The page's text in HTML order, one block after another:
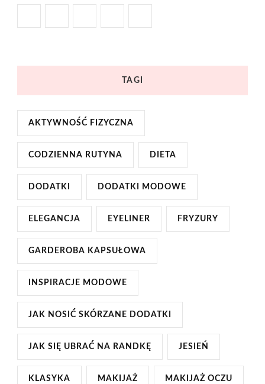
TAGI
AKTYWNOŚĆ FIZYCZNA
CODZIENNA RUTYNA DIETA
DODATKI DODATKI MODOWE
ELEGANCJA EYELINER FRYZURY
GARDEROBA KAPSUŁOWA
INSPIRACJE MODOWE
JAK NOSIĆ SKÓRZANE DODATKI
JAK SIĘ UBRAĆ NA RANDKĘ JESIEŃ
KLASYKA MAKIJAŻ MAKIJAŻ OCZU